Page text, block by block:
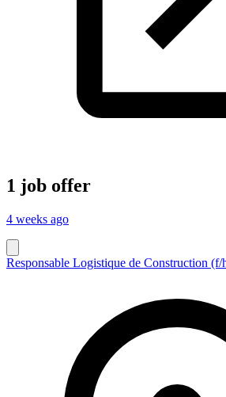
1 job offer
4 weeks ago
Responsable Logistique de Construction